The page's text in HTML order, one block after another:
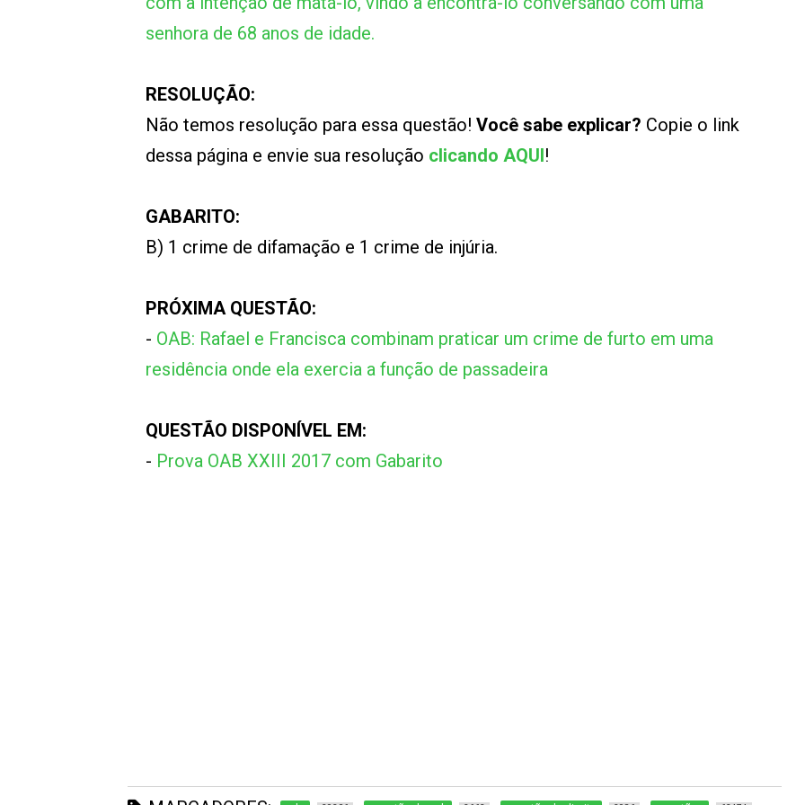
senhora de 68 anos de idade.
RESOLUÇÃO:
Não temos resolução para essa questão! Você sabe explicar? Copie o link
dessa página e envie sua resolução clicando AQUI!
GABARITO:
B) 1 crime de difamação e 1 crime de injúria.
PRÓXIMA QUESTÃO:
- OAB: Rafael e Francisca combinam praticar um crime de furto em uma
residência onde ela exercia a função de passadeira
QUESTÃO DISPONÍVEL EM:
- Prova OAB XXIII 2017 com Gabarito